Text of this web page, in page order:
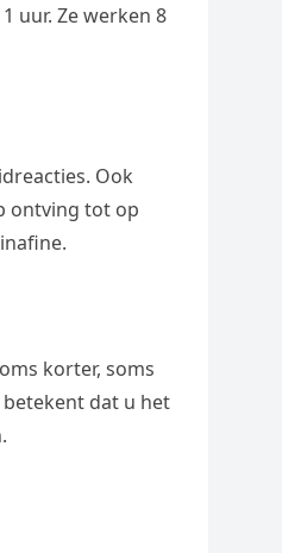
uur. Ze werken 8
Ook
ontving tot op
korter, soms
dat u het